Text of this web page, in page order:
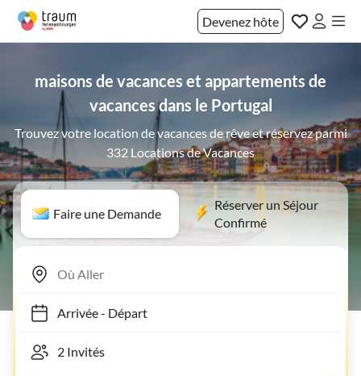
Devenez hôte
maisons de vacances et appartements de
vacances dans le Portugal
Trouvez votre location de vacances de rêve et réservez parmi
332 Locations de Vacances
Faire une Demande
Réserver un Séjour
Confirmé
Arrivée- Départ